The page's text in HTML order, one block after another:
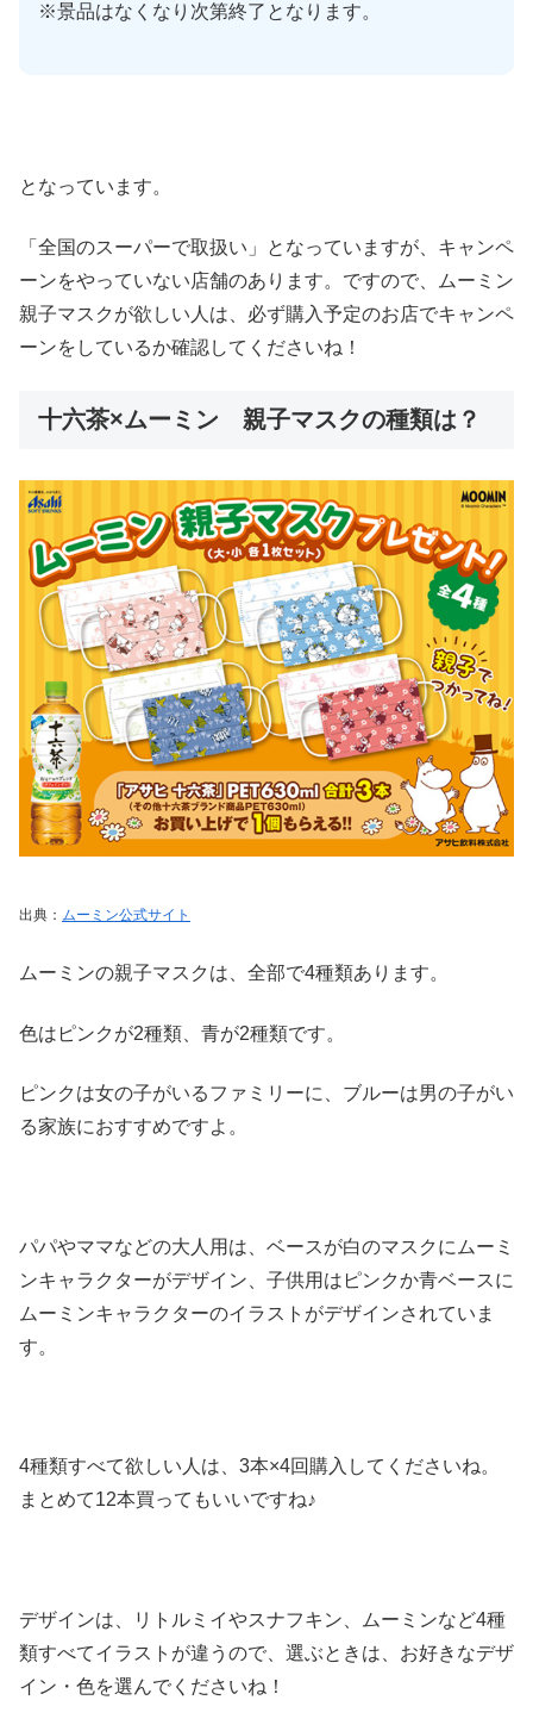
※景品はなくなり次第終了となります。
となっています。
「全国のスーパーで取扱い」となっていますが、キャンペ
ーンをやっていない店舗のあります。ですので、ムーミン
親子マスクが欲しい人は、必ず購入予定のお店でキャンペ
ーンをしているか確認してくださいね！
十六茶×ムーミン 親子マスクの種類は？
出典： ムーミン公式サイト
ムーミンの親子マスクは、全部で4種類あります。
色はピンクが2種類、青が2種類です。
ピンクは女の子がいるファミリーに、ブルーは男の子がい
る家族におすすめですよ。
パパやママなどの大人用は、ベースが白のマスクにムーミ
ンキャラクターがデザイン、子供用はピンクか青ベースに
ムーミンキャラクターのイラストがデザインされていま
す。
4種類すべて欲しい人は、3本×4回購入してくださいね。
まとめて12本買ってもいいですね♪
デザインは、リトルミイやスナフキン、ムーミンなど4種
類すべてイラストが違うので、選ぶときは、お好きなデザ
イン・色を選んでくださいね！